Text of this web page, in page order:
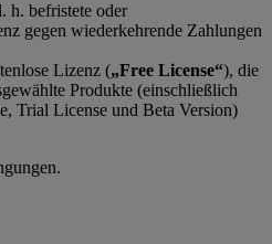
h. befristete oder
gegen wiederkehrende Zahlungen
Lizenz („Free License“), die
Produkte (einschließlich
Trial License und Beta Version)